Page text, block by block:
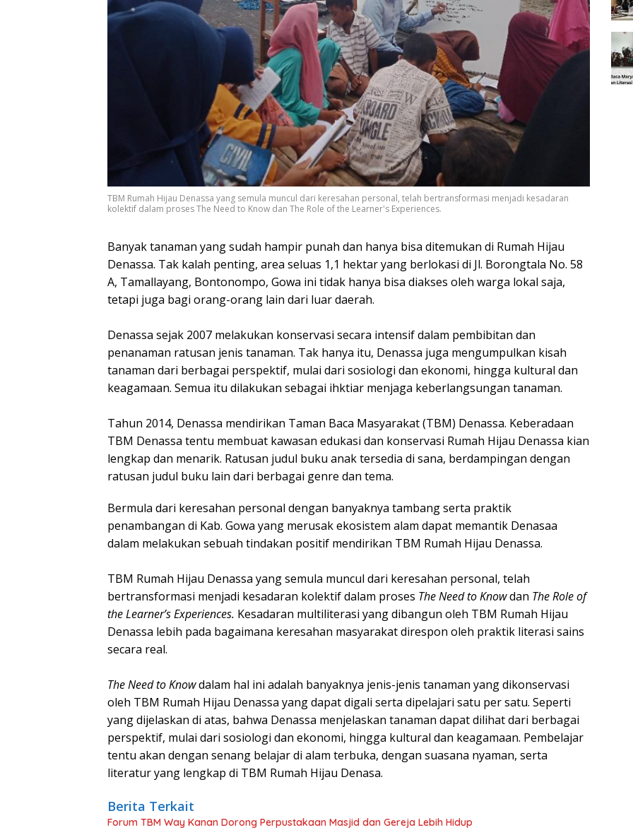
TBM Rumah Hijau Denassa yang semula muncul dari keresahan personal, telah bertransformasi menjadi kesadaran
kolektif dalam proses The Need to Know dan The Role of the Learner's Experiences.
Banyak tanaman yang sudah hampir punah dan hanya bisa ditemukan di Rumah Hijau
Denassa. Tak kalah penting, area seluas 1,1 hektar yang berlokasi di Jl. Borongtala No. 58
A, Tamallayang, Bontonompo, Gowa ini tidak hanya bisa diakses oleh warga lokal saja,
tetapi juga bagi orang-orang lain dari luar daerah.
Denassa sejak 2007 melakukan konservasi secara intensif dalam pembibitan dan
penanaman ratusan jenis tanaman. Tak hanya itu, Denassa juga mengumpulkan kisah
tanaman dari berbagai perspektif, mulai dari sosiologi dan ekonomi, hingga kultural dan
keagamaan. Semua itu dilakukan sebagai ihktiar menjaga keberlangsungan tanaman.
Tahun 2014, Denassa mendirikan Taman Baca Masyarakat (TBM) Denassa. Keberadaan
TBM Denassa tentu membuat kawasan edukasi dan konservasi Rumah Hijau Denassa kian
lengkap dan menarik. Ratusan judul buku anak tersedia di sana, berdampingan dengan
ratusan judul buku lain dari berbagai genre dan tema.
Bermula dari keresahan personal dengan banyaknya tambang serta praktik
penambangan di Kab. Gowa yang merusak ekosistem alam dapat memantik Denasaa
dalam melakukan sebuah tindakan positif mendirikan TBM Rumah Hijau Denassa.
TBM Rumah Hijau Denassa yang semula muncul dari keresahan personal, telah
bertransformasi menjadi kesadaran kolektif dalam proses The Need to Knowdan The Role of
the Learner’s Experiences. Kesadaran multiliterasi yang dibangun oleh TBM Rumah Hijau
Denassa lebih pada bagaimana keresahan masyarakat direspon oleh praktik literasi sains
secara real.
The Need to Knowdalam hal ini adalah banyaknya jenis-jenis tanaman yang dikonservasi
oleh TBM Rumah Hijau Denassa yang dapat digali serta dipelajari satu per satu. Seperti
yang dijelaskan di atas, bahwa Denassa menjelaskan tanaman dapat dilihat dari berbagai
perspektif, mulai dari sosiologi dan ekonomi, hingga kultural dan keagamaan. Pembelajar
tentu akan dengan senang belajar di alam terbuka, dengan suasana nyaman, serta
literatur yang lengkap di TBM Rumah Hijau Denasa.
Berita Terkait
Forum TBM Way Kanan Dorong Perpustakaan Masjid dan Gereja Lebih Hidup